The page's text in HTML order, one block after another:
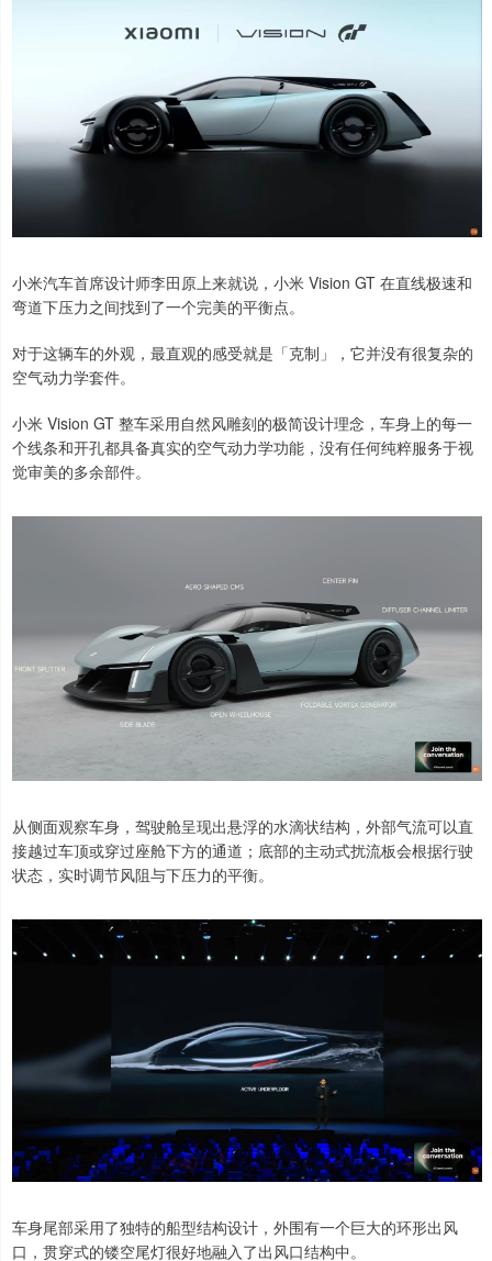
小米汽车首席设计师李田原上来就说，小米 Vision GT 在直线极速和
弯道下压力之间找到了一个完美的平衡点。
对于这辆车的外观，最直观的感受就是「克制」，它并没有很复杂的
空气动力学套件。
小米 Vision GT 整车采用自然风雕刻的极简设计理念，车身上的每一
个线条和开孔都具备真实的空气动力学功能，没有任何纯粹服务于视
觉审美的多余部件。
从侧面观察车身，驾驶舱呈现出悬浮的水滴状结构，外部气流可以直
接越过车顶或穿过座舱下方的通道；底部的主动式扰流板会根据行驶
状态，实时调节风阻与下压力的平衡。
车身尾部采用了独特的船型结构设计，外围有一个巨大的环形出风
口，贯穿式的镂空尾灯很好地融入了出风口结构中。